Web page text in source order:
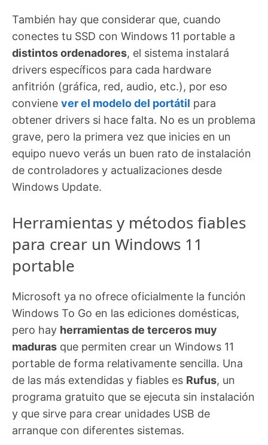
También hay que considerar que, cuando
conectes tu SSD con Windows 11 portable a
distintos ordenadores, el sistema instalará
drivers específicos para cada hardware
anfitrión (gráfica, red, audio, etc.), por eso
conviene ver el modelo del portátil para
obtener drivers si hace falta. No es un problema
grave, pero la primera vez que inicies en un
equipo nuevo verás un buen rato de instalación
de controladores y actualizaciones desde
Windows Update.
Herramientas y métodos fiables
para crear un Windows 11
portable
Microsoft ya no ofrece oficialmente la función
Windows To Go en las ediciones domésticas,
pero hay herramientas de terceros muy
maduras que permiten crear un Windows 11
portable de forma relativamente sencilla. Una
de las más extendidas y fiables es Rufus, un
programa gratuito que se ejecuta sin instalación
y que sirve para crear unidades USB de
arranque con diferentes sistemas.